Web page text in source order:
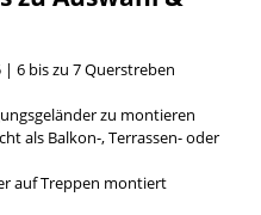
6 bis zu 7 Querstreben
zu montieren
als Balkon-, Terrassen- oder
auf Treppen montiert